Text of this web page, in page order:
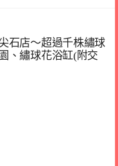
石店～超過千株繡球
、繡球花浴缸(附交